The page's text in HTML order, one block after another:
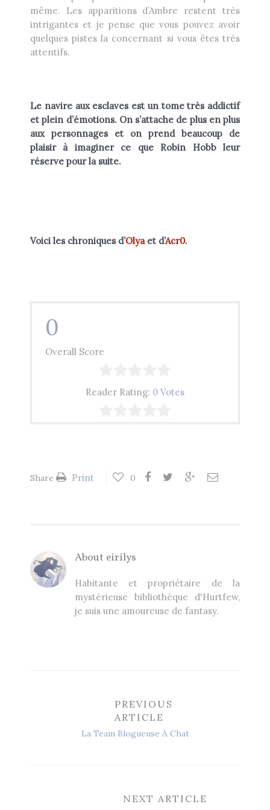
même. Les apparitions d’Ambre restent très
intrigantes et je pense que vous pouvez avoir
quelques pistes la concernant si vous êtes très
attentifs.
Le navire aux esclaves est un tome très addictif
et plein d’émotions. On s’attache de plus en plus
aux personnages et on prend beaucoup de
plaisir à imaginer ce que Robin Hobb leur
réserve pour la suite.
Voici les chroniques d’Olyaet d’Acr0.
0
Overall Score
Reader Rating: 0 Votes
Share Print 0
About eirilys
Habitante et propriétaire de la
mystérieuse bibliothèque d'Hurtfew,
je suis une amoureuse de fantasy.
PREVIOUS
ARTICLE
La Team Blogueuse À Chat
NEXT ARTICLE